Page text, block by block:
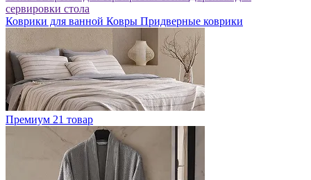
сервировки стола
Коврики для ванной Ковры Придверные коврики
Премиум 21 товар